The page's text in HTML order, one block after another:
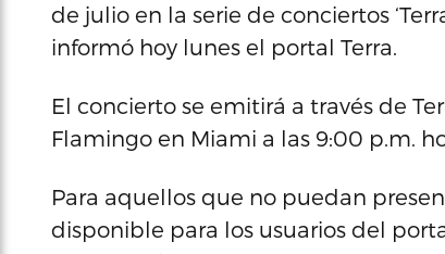
de julio en la serie de conciertos
informó hoy lunes el portal Terra.
El concierto se emitirá a través de
Flamingo en Miami a las 9:00 p.m.
Para aquellos que no puedan
disponible para los usuarios del